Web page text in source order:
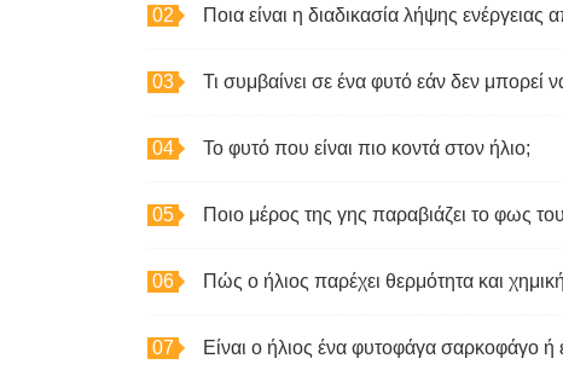
Ποια είναι η διαδικασία λήψης
Τι συμβαίνει σε ένα φυτό εάν δεν μπορεί
Το φυτό που είναι πιο κοντά στον ήλιο;
Ποιο μέρος της γης παραβιάζει το φως
Πώς ο ήλιος παρέχει θερμότητα και
Είναι ο ήλιος ένα φυτοφάγα σαρκοφάγο ή